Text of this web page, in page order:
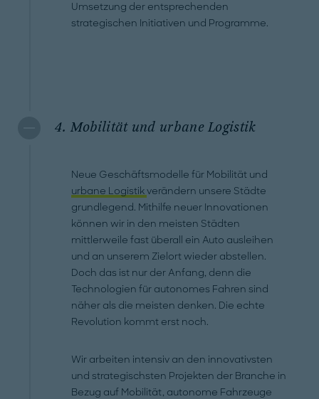
Umsetzung der entsprechenden
strategischen Initiativen und Programme.
4. Mobilität und urbane Logistik
Neue Geschäftsmodelle für Mobilität und
urbane Logistikverändern unsere Städte
grundlegend. Mithilfe neuer Innovationen
können wir in den meisten Städten
mittlerweile fast überall ein Auto ausleihen
und an unserem Zielort wieder abstellen.
Doch das ist nur der Anfang, denn die
Technologien für autonomes Fahren sind
näher als die meisten denken. Die echte
Revolution kommt erst noch.
Wir arbeiten intensiv an den innovativsten
und strategischsten Projekten der Branche in
Bezug auf Mobilität, autonome Fahrzeuge